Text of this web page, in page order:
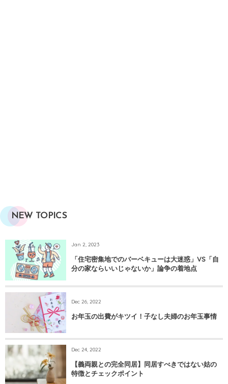
NEW TOPICS
Jan 2, 2023
「住宅密集地でのバーベキューは大迷惑」VS「自
分の家ならいいじゃないか」論争の着地点
Dec 26, 2022
お年玉の出費がキツイ！子なし夫婦のお年玉事情
Dec 24, 2022
【義両親との完全同居】同居すべきではない姑の
特徴とチェックポイント